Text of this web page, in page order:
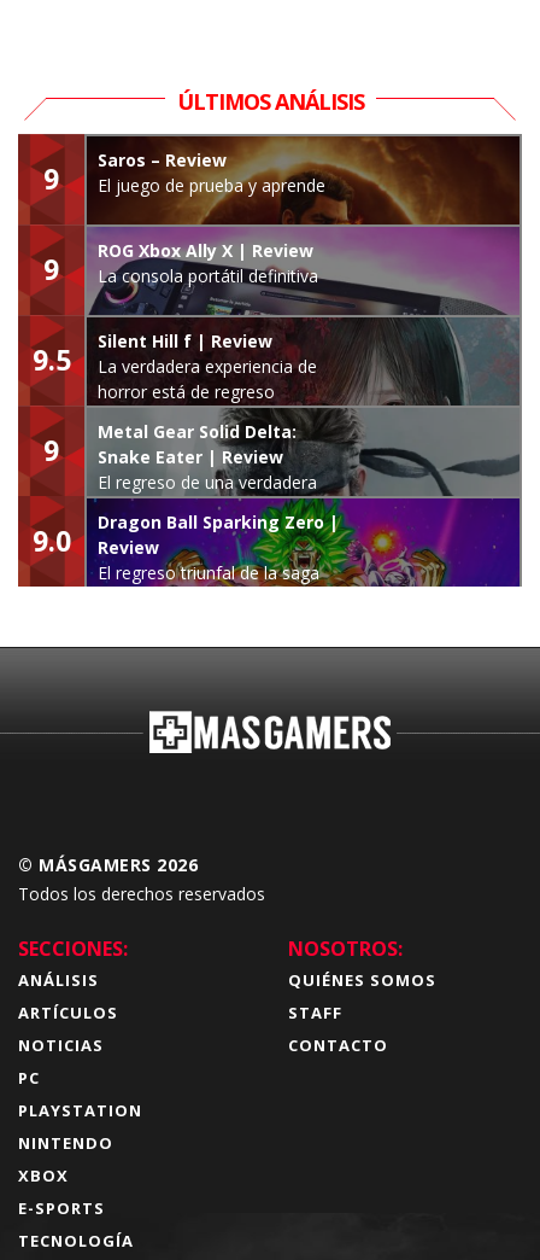
ÚLTIMOS ANÁLISIS
9
Saros – Review
El juego de prueba y aprende
9
ROG Xbox Ally X | Review
La consola portátil definitiva
9.5
Silent Hill f | Review
La verdadera experiencia de
horror está de regreso
9
Metal Gear Solid Delta:
Snake Eater | Review
El regreso de una verdadera
leyenda
9.0
Dragon Ball Sparking Zero |
Review
El regreso triunfal de la saga
© MÁSGAMERS 2026
Todos los derechos reservados
SECCIONES:
ANÁLISIS
ARTÍCULOS
NOTICIAS
PC
PLAYSTATION
NINTENDO
XBOX
E-SPORTS
TECNOLOGÍA
NOSOTROS:
QUIÉNES SOMOS
STAFF
CONTACTO